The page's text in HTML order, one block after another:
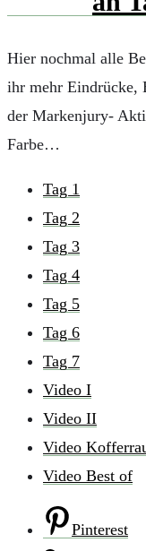
Hier nochmal alle
ihr mehr Eindrücke,
der Markenjury-
Farbe…
Tag 1
Tag 2
Tag 3
Tag 4
Tag 5
Tag 6
Tag 7
Video I
Video II
Video
Video Best of
Pinterest